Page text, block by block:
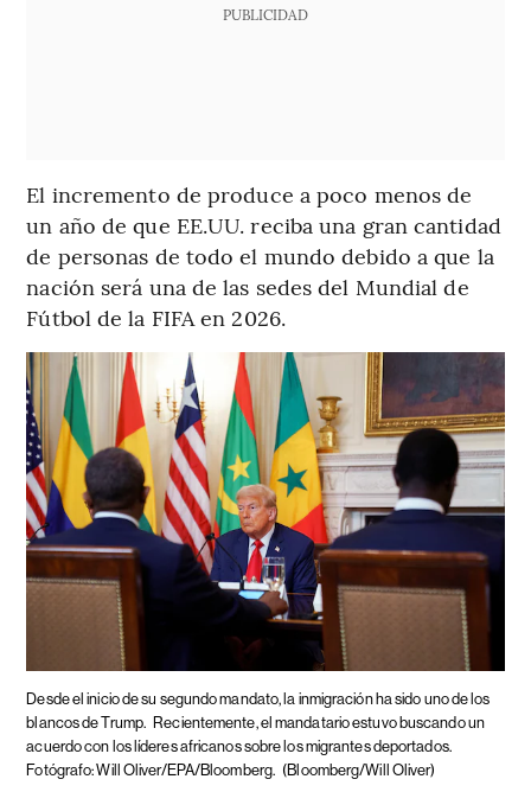
PUBLICIDAD
El incremento de produce a poco menos de
un año de que EE.UU. reciba una gran cantidad
de personas de todo el mundo debido a que la
nación será una de las sedes del Mundial de
Fútbol de la FIFA en 2026.
Desde el inicio de su segundo mandato, la inmigración ha sido uno de los
blancos de Trump. Recientemente, el mandatario estuvo buscando un
acuerdo con los líderes africanos sobre los migrantes deportados.
Fotógrafo: Will Oliver/EPA/Bloomberg. (Bloomberg/Will Oliver)